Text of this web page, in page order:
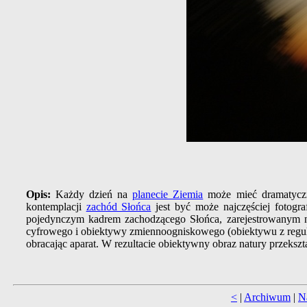
Opis: Każdy dzień naplanecie Ziemia może mieć
kontemplacji zachód Słońca jest być może najczęściej
pojedynczym kadrem zachodzącego Słońca,
cyfrowego i obiektywy zmiennoogniskowego (obiektywu z
obracając aparat. W rezultacie obiektywny obraz natury
< | Archiwum |